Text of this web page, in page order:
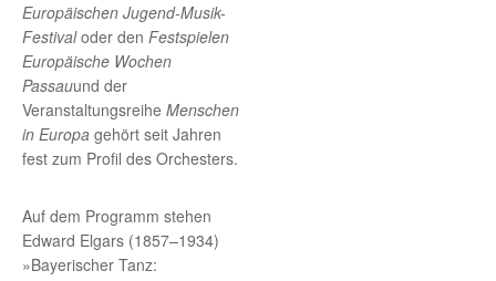
Europäischen Jugend-Musik-
Festivaloder den Festspielen
Europäische Wochen
Passauund der
Veranstaltungsreihe Menschen
in Europa gehört seit Jahren
fest zum Profil des Orchesters.
Auf dem Programm stehen
Edward Elgars (1857–1934)
»Bayerischer Tanz: